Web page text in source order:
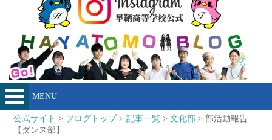
MENU
公式サイト > ブログトップ>記事一覧 >文化部 > 部活動報告
【ダンス部】